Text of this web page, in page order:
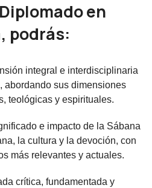
en
podrás:
integral e interdisciplinaria
abordando sus dimensiones
teológicas y espirituales.
e impacto de la Sábana
la cultura y la devoción, con
más relevantes y actuales.
crítica, fundamentada y